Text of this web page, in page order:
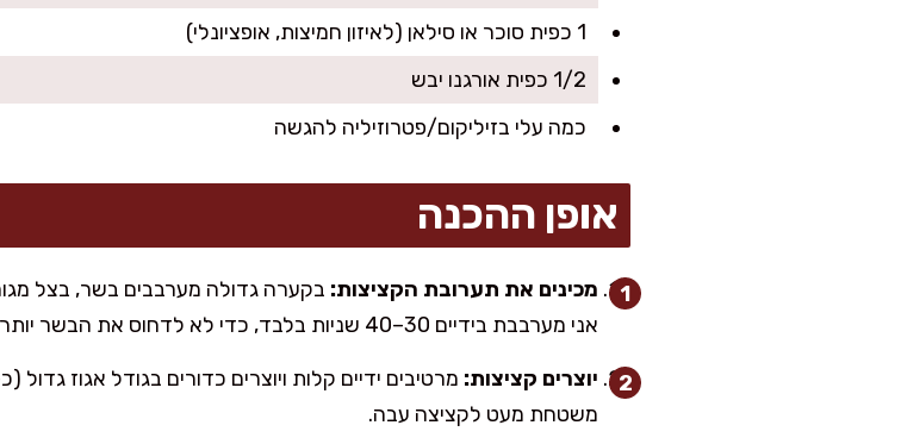
1 כפית סוכר או סילאן (לאיזון חמיצות, אופציונלי)
1/2 כפית אורגנו יבש
כמה עלי בזיליקום/פטרוזיליה להגשה
אופן ההכנה
מכינים את תערובת הקציצות: בקערה גדולה מערבבים בשר, בצל
אני מערבבת בידיים 30–40 שניות בלבד, כדי לא לדחוס את הבשר יותר מדי.
יוצרים קציצות:
משטחת מעט לקציצה עבה.